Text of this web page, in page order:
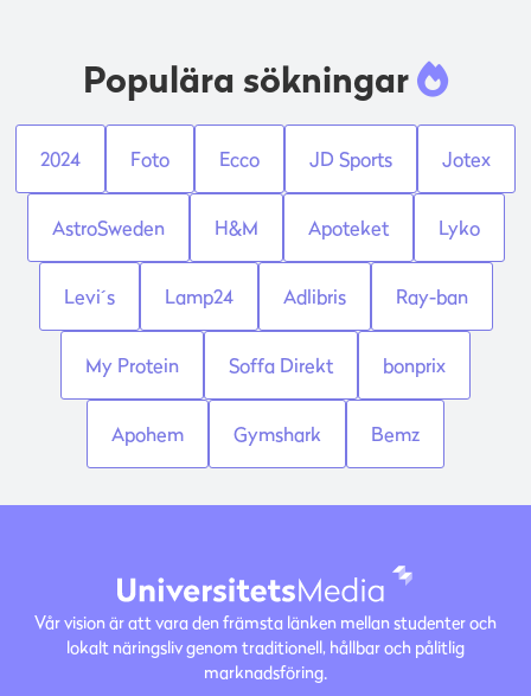
Populära sökningar
2024 Foto Ecco JD Sports Jotex
AstroSweden H&M Apoteket Lyko
Levi´s Lamp24 Adlibris Ray-ban
My Protein Soffa Direkt bonprix
Apohem Gymshark Bemz
Vår vision är att vara den främsta länken mellan studenter och
lokalt näringsliv genom traditionell, hållbar och pålitlig
marknadsföring.